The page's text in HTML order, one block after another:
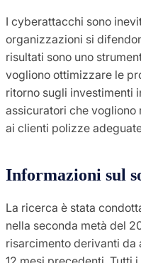
I cyberattacchi sono
organizzazioni si
risultati sono uno
vogliono ottimizzare le
ritorno sugli investimenti
assicuratori che vogliono
ai clienti polizze
Informazioni sul
La ricerca è stata
nella seconda metà del
risarcimento derivanti